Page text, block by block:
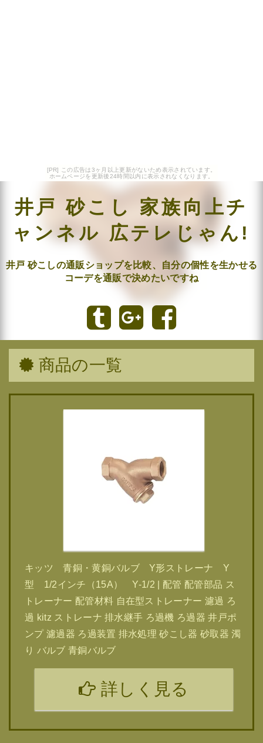
[PR] この広告は3ヶ月以上更新がないため表示されています。
ホームページを更新後24時間以内に表示されなくなります。
井戸 砂こし 家族向上チ
ャンネル 広テレじゃん!
井戸 砂こしの通販ショップを比較、自分の個性を生かせる
コーデを通販で決めたいですね
商品の一覧
キッツ 青銅・黄銅バルブ Y形ストレーナ Y
型 1/2インチ（15A） Y-1/2 | 配管 配管部品 ス
トレーナー 配管材料 自在型ストレーナー 濾過 ろ
過 kitz ストレーナ 排水継手 ろ過機 ろ過器 井戸ポ
ンプ 濾過器 ろ過装置 排水処理 砂こし器 砂取器 濁
り バルブ 青銅バルブ
詳しく見る